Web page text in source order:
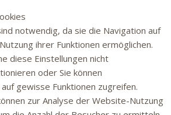
notwendig, da sie die Navigation auf
ihrer Funktionen ermöglichen.
diese Einstellungen nicht
oder Sie können
gewisse Funktionen zugreifen.
zur Analyse der Website-Nutzung